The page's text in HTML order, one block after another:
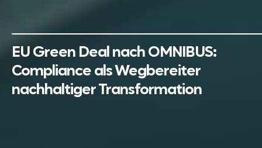
EU Green Deal nach OMNIBUS:
Compliance als Wegbereiter
nachhaltiger Transformation